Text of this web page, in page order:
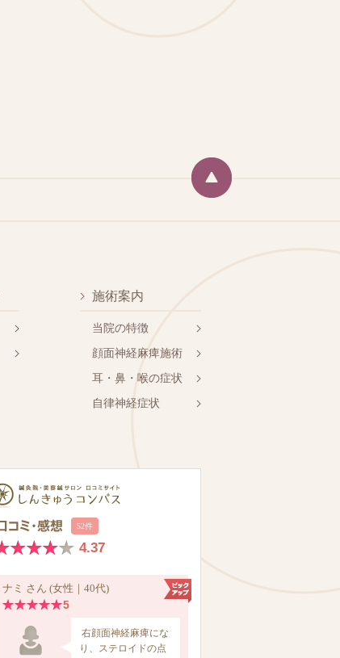
施術案内
当院の特徴
顔面神経麻痺施術
耳・鼻・喉の症状
自律神経症状